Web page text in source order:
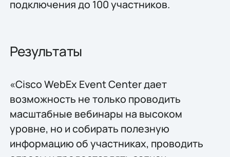
подключения до 100 участников.
Результаты
«Cisco WebEx Event Center дает
возможность не только проводить
масштабные вебинары на высоком
уровне, но и собирать полезную
информацию об участниках, проводить